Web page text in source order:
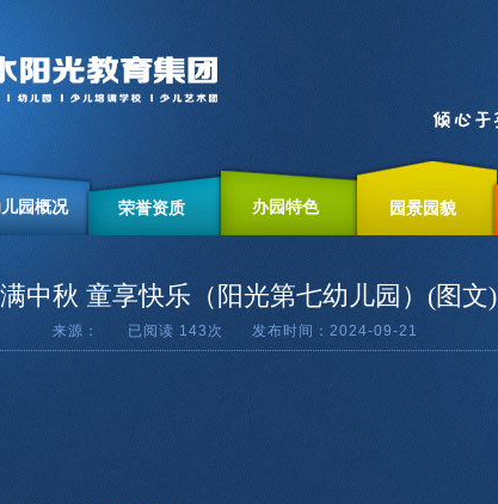
园概况 荣誉资质 办园特色 园景园貌
中秋 童享快乐（阳光第七幼儿园）(图文)
来源： 已阅读 143次 发布时间：2024-09-21